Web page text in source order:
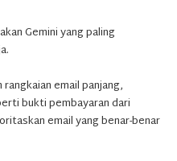
Gemini yang paling
email panjang,
bukti pembayaran dari
email yang benar-benar